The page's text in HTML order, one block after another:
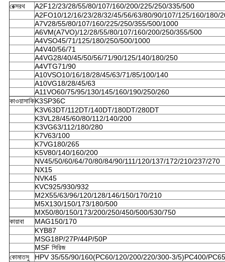
রেক্সরথ
A2F12/23/28/55/80/107/160/200/225/250/335/500
A2FO10/12/16/23/28/32/45/56/63/80/90/107/125/160/180/
A7V28/55/80/107/160/225/250/355/500/1000
A6VM(A7VO)/12/28/55/80/107/160/200/250/355/500
A4VSO45/71/125/180/250/500/1000
A4V40/56/71
A4VG28/40/45/50/56/71/90/125/140/180/250
A4VTG71/90
A10VSO10/16/18/28/45/63/71/85/100/140
A10VG18/28/45/63
A11VO60/75/95/130/145/160/190/250/260
কাওয়াসাকিK3SP36C
K3V63DT/112DT/140DT/180DT/280DT
K3VL28/45/60/80/112/140/200
K3VG63/112/180/280
K7V63/100
K7VG180/265
K5V80/140/160/200
NV45/50/60/64/70/80/84/90/111/120/137/172/210/237/270
NX15
NVK45
KVC925/930/932
M2X55/63/96/120/128/146/150/170/210
M5X130/150/173/180/500
MX50/80/150/173/200/250/450/500/530/750
কায়াবা
MAG150/170
KYB87
MSG18P/27P/44P/50P
MSF সিরিজ
কোমাতসু
HPV 35/55/90/160(PC60/120/200/220/300-3/5)PC400/